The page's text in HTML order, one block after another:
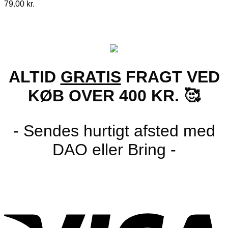
79.00 kr.
ALTID GRATIS FRAGT VED
KØB OVER 400 KR. 🥰
- Sendes hurtigt afsted med
DAO eller Bring -